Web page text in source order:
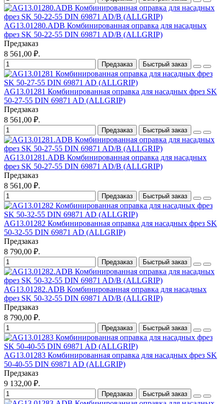
AG13.01280.ADB Комбинированная оправка для насадных
фрез SK 50-22-55 DIN 69871 AD/B (ALLGRIP)
Предзаказ
8 561,00 ₽.
Предзаказ Быстрый заказ
AG13.01281 Комбинированная оправка для насадных фрез SK
50-27-55 DIN 69871 AD (ALLGRIP)
Предзаказ
8 561,00 ₽.
Предзаказ Быстрый заказ
AG13.01281.ADB Комбинированная оправка для насадных
фрез SK 50-27-55 DIN 69871 AD/B (ALLGRIP)
Предзаказ
8 561,00 ₽.
Предзаказ Быстрый заказ
AG13.01282 Комбинированная оправка для насадных фрез SK
50-32-55 DIN 69871 AD (ALLGRIP)
Предзаказ
8 790,00 ₽.
Предзаказ Быстрый заказ
AG13.01282.ADB Комбинированная оправка для насадных
фрез SK 50-32-55 DIN 69871 AD/B (ALLGRIP)
Предзаказ
8 790,00 ₽.
Предзаказ Быстрый заказ
AG13.01283 Комбинированная оправка для насадных фрез SK
50-40-55 DIN 69871 AD (ALLGRIP)
Предзаказ
9 132,00 ₽.
Предзаказ Быстрый заказ